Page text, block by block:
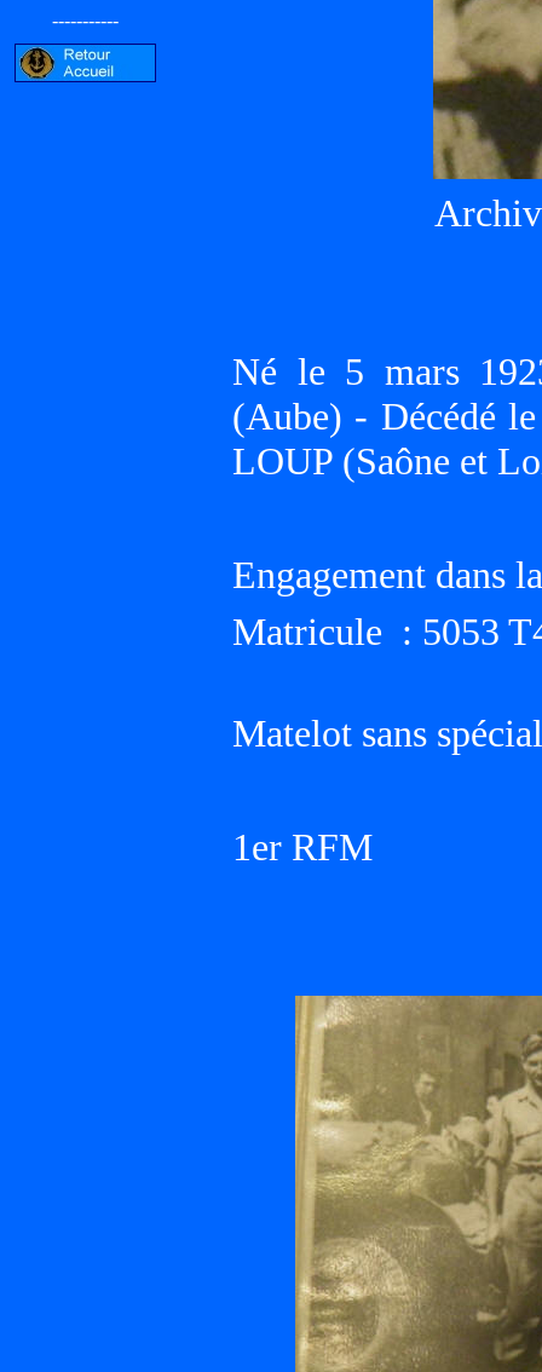
-----------
Né le 5 mars
(Aube) - Décédé
LOUP (Saône et
Engagement dans
Matricule : 5053
Matelot sans
1er RFM